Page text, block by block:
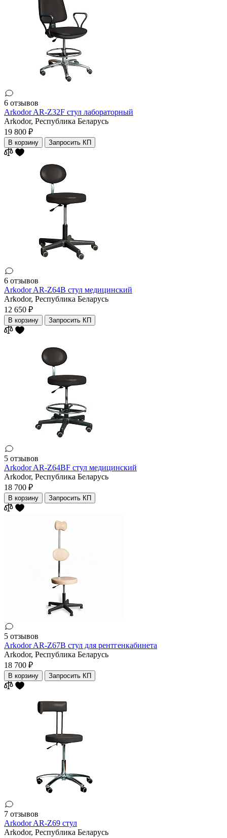
6 отзывов
Arkodor AR-Z32F стул лабораторный
Arkodor, Республика Беларусь
19 800 ₽
В корзину Запросить КП
6 отзывов
Arkodor AR-Z64B стул медицинский
Arkodor, Республика Беларусь
12 650 ₽
В корзину Запросить КП
5 отзывов
Arkodor AR-Z64BF стул медицинский
Arkodor, Республика Беларусь
18 700 ₽
В корзину Запросить КП
5 отзывов
Arkodor AR-Z67B cтул для рентгенкабинета
Arkodor, Республика Беларусь
18 700 ₽
В корзину Запросить КП
7 отзывов
Arkodor AR-Z69 стул
Arkodor, Республика Беларусь